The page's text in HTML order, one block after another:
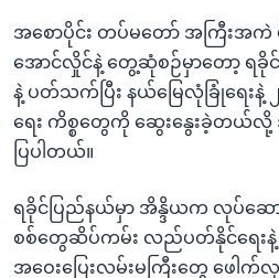
အစောပိုင်း တပ်မတော် အကြီးအကဲ
အောင်လှိုင်နဲ့ တွေ့ဆုံစဉ်မှာတော့ ရခိုင်
နဲ့ ပတ်သက်ပြီး နယ်မြေလုံခြုံရေးနဲ့ ၂
ရေး ကိစ္စတွေကို ဆွေးနွေးခဲ့တယ်လို့
ပြပါတယ်။
ရခိုင်ပြည်နယ်မှာ အိန္ဒိယက လုပ်ဆ
စစ်တွေဆိပ်ကမ်း လည်ပတ်နိုင်ရေးနဲ့
အဝေးပြေးလမ်းမကြီးတွေ ဖေါက်လု